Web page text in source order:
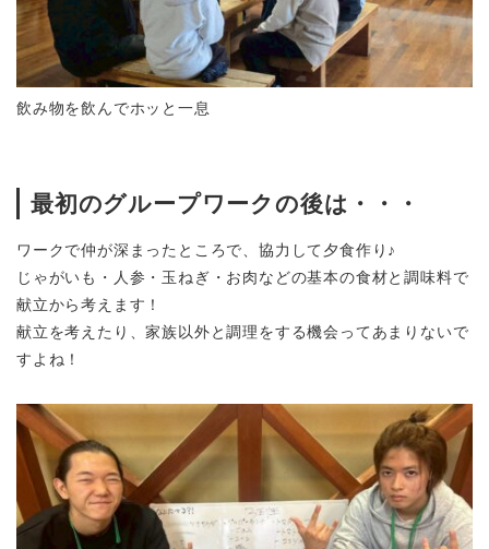
飲み物を飲んでホッと一息
最初のグループワークの後は・・・
ワークで仲が深まったところで、協力して夕食作り♪
じゃがいも・人参・玉ねぎ・お肉などの基本の食材と調味料で
献立から考えます！
献立を考えたり、家族以外と調理をする機会ってあまりないで
すよね ！